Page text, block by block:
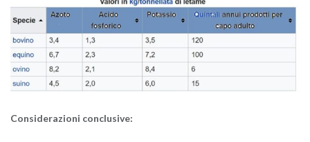
Con­si­de­ra­zio­ni con­clu­si­ve: